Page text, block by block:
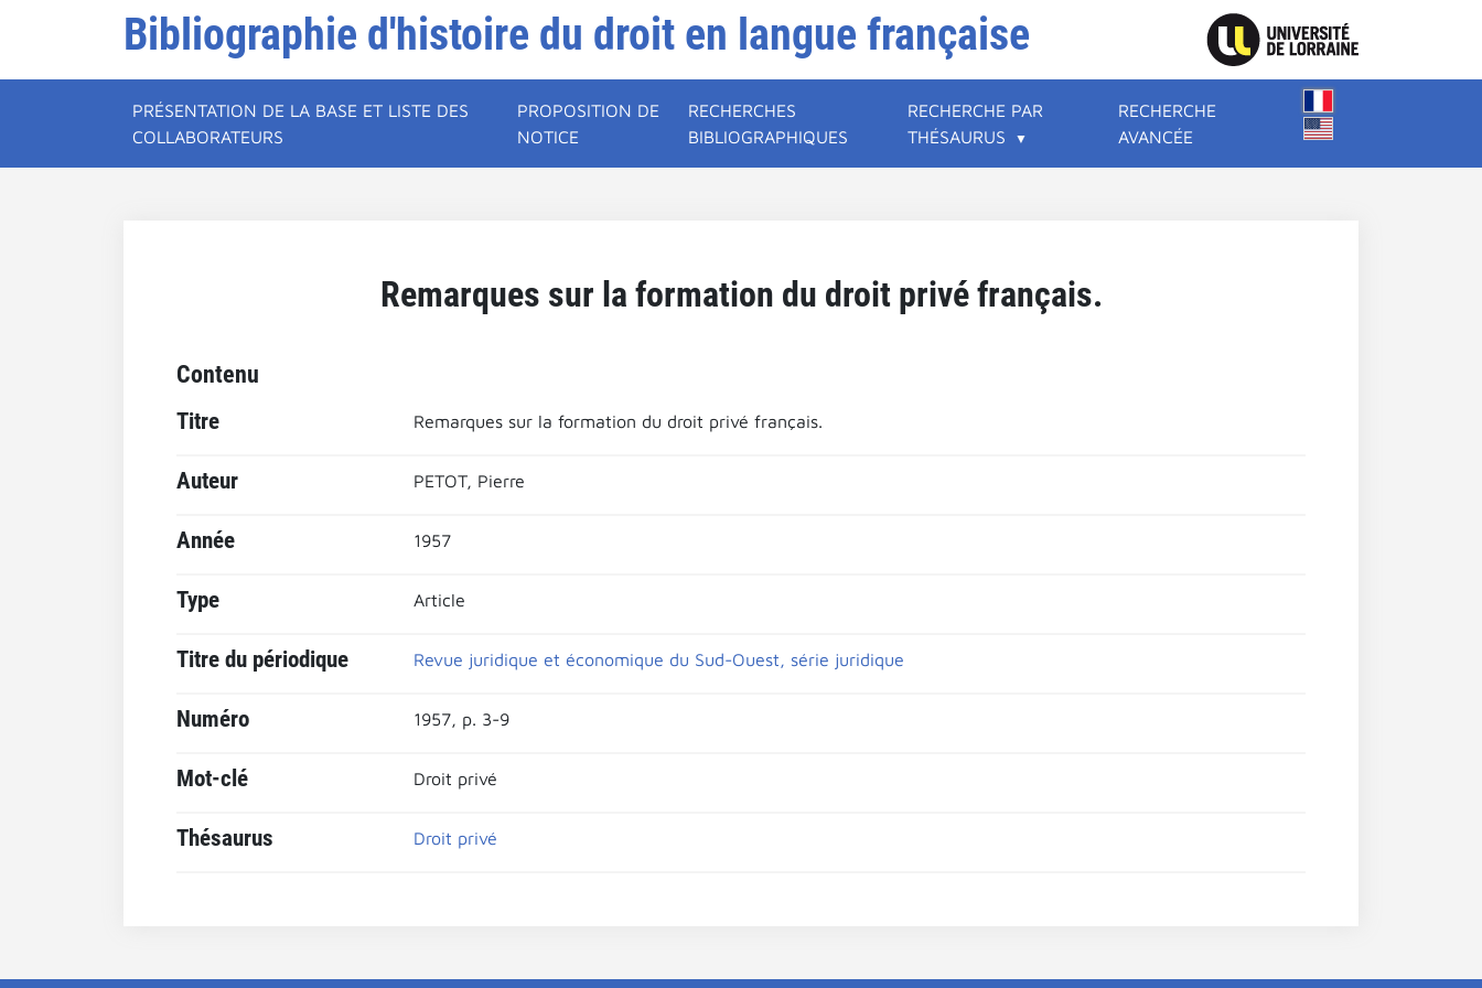
Bibliographie d'histoire du droit en langue française
PRÉSENTATION DE LA BASE ET LISTE DES
COLLABORATEURS
PROPOSITION DE
NOTICE
RECHERCHES
BIBLIOGRAPHIQUES
RECHERCHE PAR
THÉSAURUS
RECHERCHE
AVANCÉE
Remarques sur la formation du droit privé français.
Contenu
Titre Remarques sur la formation du droit privé français.
Auteur PETOT, Pierre
Année 1957
Type Article
Titre du périodique Revue juridique et économique du Sud-Ouest, série juridique
Numéro 1957, p. 3-9
Mot-clé Droit privé
Thésaurus Droit privé